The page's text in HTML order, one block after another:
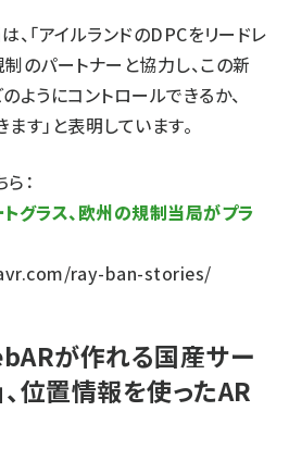
、「アイルランドのDPCをリードレ
のパートナーと協力し、この新
ようにコントロールできるか、
す」と表明しています。
：
グラス、欧州の規制当局がプラ
ray-ban-stories/
が作れる国産サー
位置情報を使ったAR